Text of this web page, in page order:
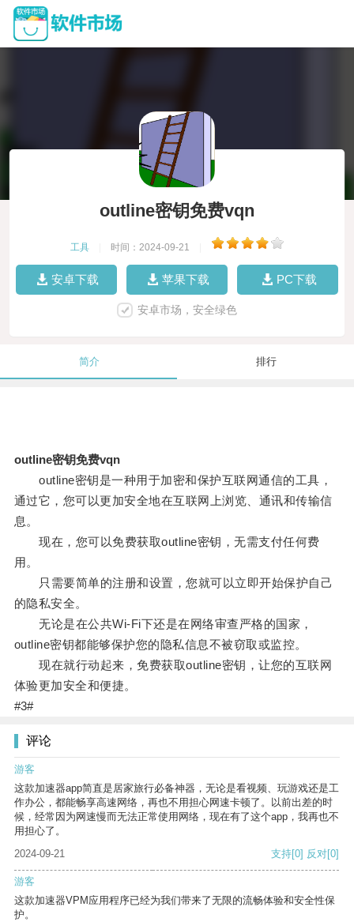
outline密钥免费vqn
工具 时间：2024-09-21
安卓下载 苹果下载 PC下载
安卓市场，安全绿色
简介 排行
outline密钥免费vqn
outline密钥是一种用于加密和保护互联网通信的工具，
通过它，您可以更加安全地在互联网上浏览、通讯和传输信
息。
现在，您可以免费获取outline密钥，无需支付任何费
用。
只需要简单的注册和设置，您就可以立即开始保护自己
的隐私安全。
无论是在公共Wi-Fi下还是在网络审查严格的国家，
outline密钥都能够保护您的隐私信息不被窃取或监控。
现在就行动起来，免费获取outline密钥，让您的互联网
体验更加安全和便捷。
#3#
评论
游客
这款加速器app简直是居家旅行必备神器，无论是看视频、玩游戏还是工
作办公，都能畅享高速网络，再也不用担心网速卡顿了。以前出差的时
候，经常因为网速慢而无法正常使用网络，现在有了这个app，我再也不
用担心了。
2024-09-21
支持[0] 反对[0]
游客
这款加速器VPM应用程序已经为我们带来了无限的流畅体验和安全性保
护。